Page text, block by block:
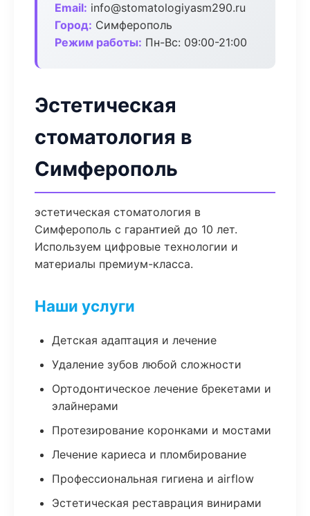
Email: info@stomatologiyasm290.ru
Город: Симферополь
Режим работы: Пн-Вс: 09:00-21:00
Эстетическая
стоматология в
Симферополь
эстетическая стоматология в
Симферополь с гарантией до 10 лет.
Используем цифровые технологии и
материалы премиум-класса.
Наши услуги
Детская адаптация и лечение
Удаление зубов любой сложности
Ортодонтическое лечение брекетами и
элайнерами
Протезирование коронками и мостами
Лечение кариеса и пломбирование
Профессиональная гигиена и airflow
Эстетическая реставрация винирами